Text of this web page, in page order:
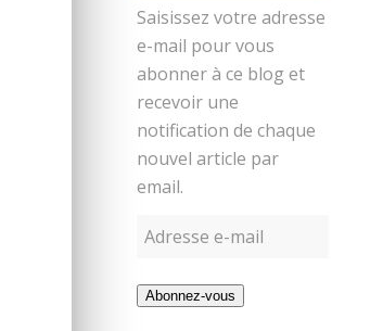
Saisissez votre adresse
e-mail pour vous
abonner à ce blog et
recevoir une
notification de chaque
nouvel article par
email.
Abonnez-vous